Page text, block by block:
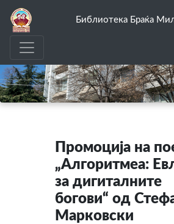
Библиотека Браќа
Промоција на
„Алгоритмеа:
за дигиталните
богови“ од
Марковски